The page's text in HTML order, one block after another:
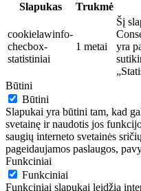
Slapukas
Trukmė
cookielawinfo-
checbox-
statistiniai
1 metai
Šį
yra
Būtini
Būtini
Slapukai yra būtini tam, kad
svetainę ir naudotis jos
saugių interneto svetainės
pageidaujamos paslaugos,
Funkciniai
Funkciniai
Funkciniai slapukai leidžia